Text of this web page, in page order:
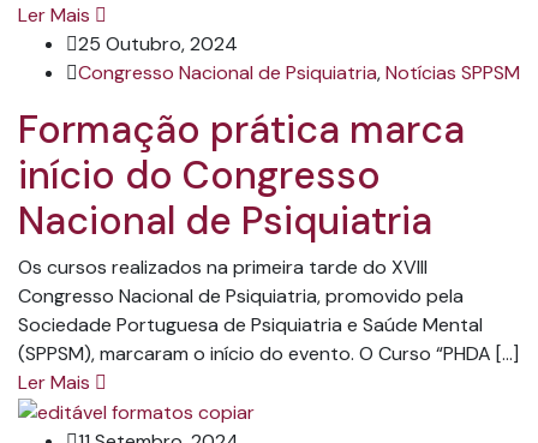
Ler Mais
25 Outubro, 2024
Congresso Nacional de Psiquiatria,Notícias SPPSM
Formação prática marca
início do Congresso
Nacional de Psiquiatria
Os cursos realizados na primeira tarde do XVIII
Congresso Nacional de Psiquiatria, promovido pela
Sociedade Portuguesa de Psiquiatria e Saúde Mental
(SPPSM), marcaram o início do evento. O Curso “PHDA […]
Ler Mais